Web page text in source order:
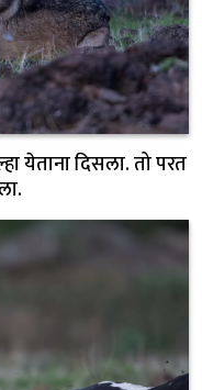
येताना दिसला. तो परत